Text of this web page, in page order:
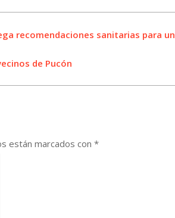
recomendaciones sanitarias para un
de Pucón
están marcados con *